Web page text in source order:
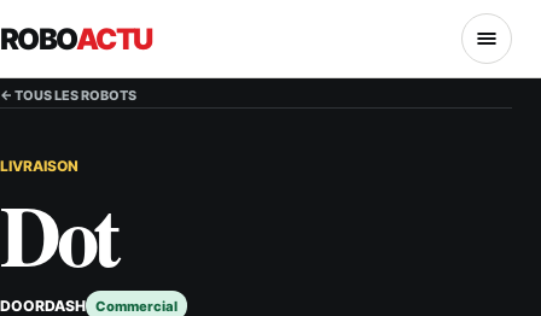
ROBOACTU MENU
← TOUS LES ROBOTS
LIVRAISON
Dot
DOORDASH Commercial